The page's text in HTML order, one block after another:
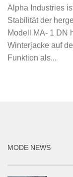
Alpha Industries
Stabilität der
Modell MA- 1 DN
Winterjacke auf
Funktion als...
MODE NEWS